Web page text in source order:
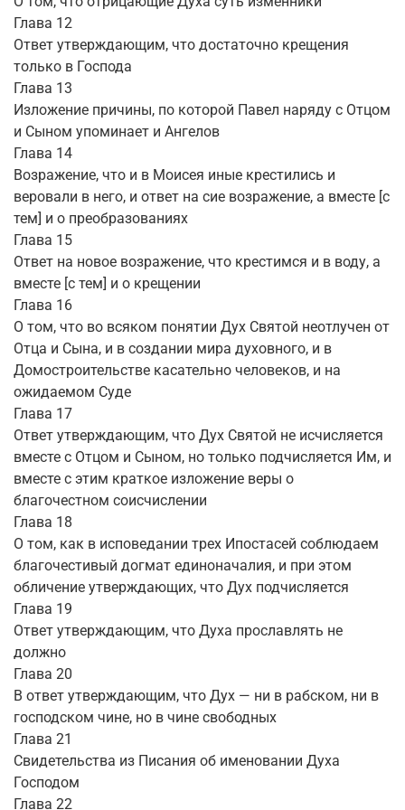
Глава 12
Ответ утверждающим, что достаточно крещения
только в Господа
Глава 13
Изложение причины, по которой Павел наряду с Отцом
и Сыном упоминает и Ангелов
Глава 14
Возражение, что и в Моисея иные крестились и
веровали в него, и ответ на сие возражение, а вместе [с
тем] и о преобразованиях
Глава 15
Ответ на новое возражение, что крестимся и в воду, а
вместе [с тем] и о крещении
Глава 16
О том, что во всяком понятии Дух Святой неотлучен от
Отца и Сына, и в создании мира духовного, и в
Домостроительстве касательно человеков, и на
ожидаемом Суде
Глава 17
Ответ утверждающим, что Дух Святой не исчисляется
вместе с Отцом и Сыном, но только подчисляется Им, и
вместе с этим краткое изложение веры о
благочестном соисчислении
Глава 18
О том, как в исповедании трех Ипостасей соблюдаем
благочестивый догмат единоначалия, и при этом
обличение утверждающих, что Дух подчисляется
Глава 19
Ответ утверждающим, что Духа прославлять не
должно
Глава 20
В ответ утверждающим, что Дух — ни в рабском, ни в
господском чине, но в чине свободных
Глава 21
Свидетельства из Писания об именовании Духа
Господом
Глава 22